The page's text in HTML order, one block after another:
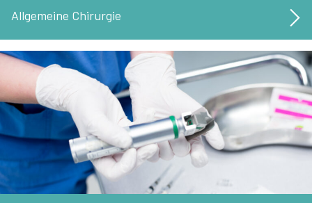
Allgemeine Chirurgie